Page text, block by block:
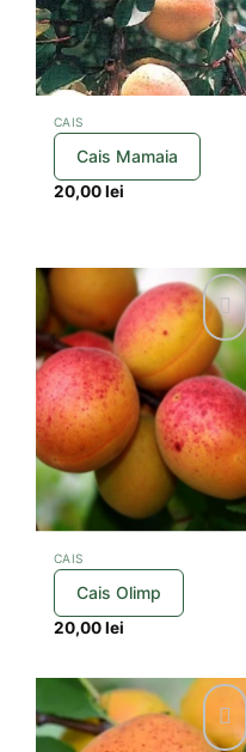
CAIS
Cais Mamaia
20,00lei
CAIS
Cais Olimp
20,00lei